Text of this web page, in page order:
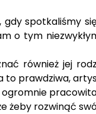
spotkaliśmy
o tym
również jej
prawdziwa,
żeby rozwinąć